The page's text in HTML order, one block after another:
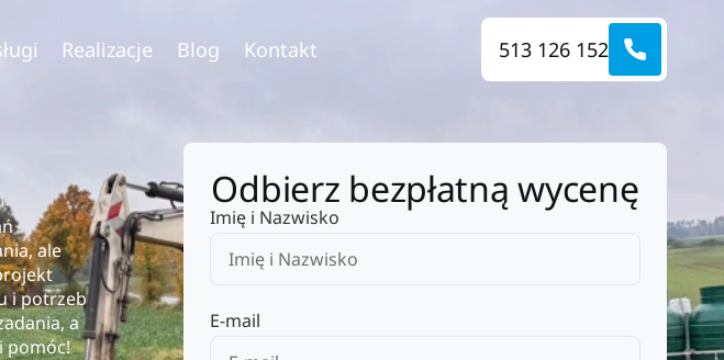
Realizacje Blog Kontakt 513 126 152
ale
i potrzeb
a
pomóc!
Odbierz bezpłatną wycenę
Imię i Nazwisko
E-mail